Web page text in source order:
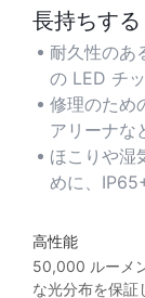
長持ちする
耐久性のあ
の LED チ
トは、
換とメンテ
修理のため
アリーナな
ほこりや湿
めに、
高性能
50,000 ルーメ
な光分布を保証